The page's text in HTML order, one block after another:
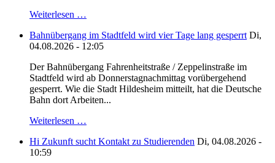
Weiterlesen …
Bahnübergang im Stadtfeld wird vier Tage lang gesperrt Di,
04.08.2026 - 12:05
Der Bahnübergang Fahrenheitstraße / Zeppelinstraße im
Stadtfeld wird ab Donnerstagnachmittag vorübergehend
gesperrt. Wie die Stadt Hildesheim mitteilt, hat die Deutsche
Bahn dort Arbeiten...
Weiterlesen …
Hi Zukunft sucht Kontakt zu Studierenden Di, 04.08.2026 -
10:59